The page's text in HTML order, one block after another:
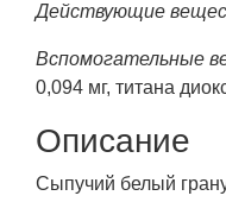
Действующие
Вспомогательные
0,094 мг, титана
Описание
Сыпучий белый